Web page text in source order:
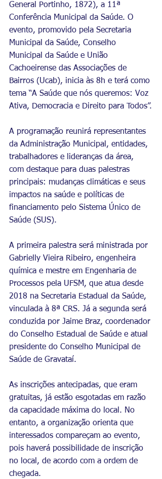
General Portinho, 1872), a 11ª
Conferência Municipal da Saúde. O
evento, promovido pela Secretaria
Municipal da Saúde, Conselho
Municipal da Saúde e União
Cachoeirense das Associações de
Bairros (Ucab), inicia às 8h e terá como
tema “A Saúde que nós queremos: Voz
Ativa, Democracia e Direito para Todos”.
A programação reunirá representantes
da Administração Municipal, entidades,
trabalhadores e lideranças da área,
com destaque para duas palestras
principais: mudanças climáticas e seus
impactos na saúde e políticas de
financiamento pelo Sistema Único de
Saúde (SUS).
A primeira palestra será ministrada por
Gabrielly Vieira Ribeiro, engenheira
química e mestre em Engenharia de
Processos pela UFSM, que atua desde
2018 na Secretaria Estadual da Saúde,
vinculada à 8ª CRS. Já a segunda será
conduzida por Jaime Braz, coordenador
do Conselho Estadual de Saúde e atual
presidente do Conselho Municipal de
Saúde de Gravataí.
As inscrições antecipadas, que eram
gratuitas, já estão esgotadas em razão
da capacidade máxima do local. No
entanto, a organização orienta que
interessados compareçam ao evento,
pois haverá possibilidade de inscrição
no local, de acordo com a ordem de
chegada.